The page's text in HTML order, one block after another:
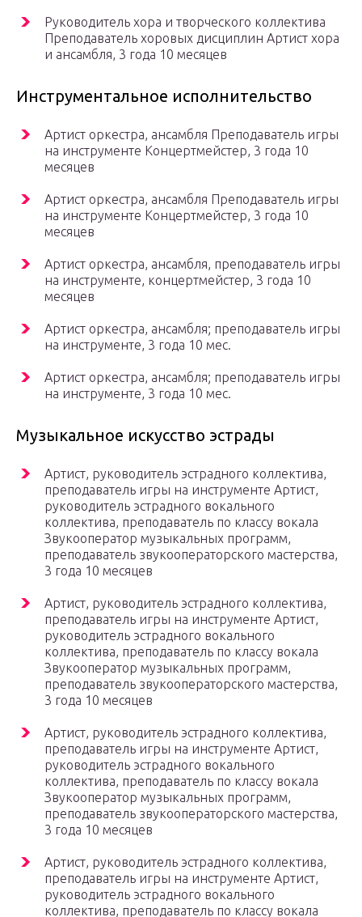
Руководитель хора и творческого коллектива
Преподаватель хоровых дисциплин Артист хора
и ансамбля, 3 года 10 месяцев
Инструментальное исполнительство
Артист оркестра, ансамбля Преподаватель игры
на инструменте Концертмейстер, 3 года 10
месяцев
Артист оркестра, ансамбля Преподаватель игры
на инструменте Концертмейстер, 3 года 10
месяцев
Артист оркестра, ансамбля, преподаватель игры
на инструменте, концертмейстер, 3 года 10
месяцев
Артист оркестра, ансамбля; преподаватель игры
на инструменте, 3 года 10 мес.
Артист оркестра, ансамбля; преподаватель игры
на инструменте, 3 года 10 мес.
Музыкальное искусство эстрады
Артист, руководитель эстрадного коллектива,
преподаватель игры на инструменте Артист,
руководитель эстрадного вокального
коллектива, преподаватель по классу вокала
Звукооператор музыкальных программ,
преподаватель звукооператорского мастерства,
3 года 10 месяцев
Артист, руководитель эстрадного коллектива,
преподаватель игры на инструменте Артист,
руководитель эстрадного вокального
коллектива, преподаватель по классу вокала
Звукооператор музыкальных программ,
преподаватель звукооператорского мастерства,
3 года 10 месяцев
Артист, руководитель эстрадного коллектива,
преподаватель игры на инструменте Артист,
руководитель эстрадного вокального
коллектива, преподаватель по классу вокала
Звукооператор музыкальных программ,
преподаватель звукооператорского мастерства,
3 года 10 месяцев
Артист, руководитель эстрадного коллектива,
преподаватель игры на инструменте Артист,
руководитель эстрадного вокального
коллектива, преподаватель по классу вокала